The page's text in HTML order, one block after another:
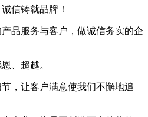
信铸就品牌！
品服务与客户，做诚信务实的企
、超越。
，让客户满意使我们不懈地追